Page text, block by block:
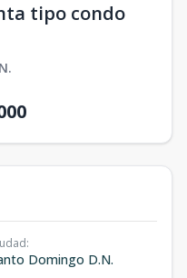
tipo condo
:
Domingo D.N.